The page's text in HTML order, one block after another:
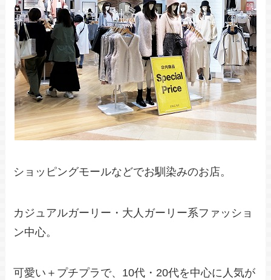
ショッピングモールなどでお馴染みのお店。
カジュアルガーリー・大人ガーリー系ファッショ
ン中心。
可愛い＋プチプラで、10代・20代を中心に人気が